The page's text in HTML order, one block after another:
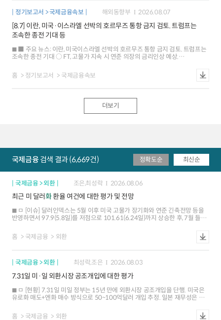
정기보고서 > 국제금융속보 해외동향부 2026.08.07
[8.7] 이란, 미국·이스라엘 선박의 호르무즈 통항 금지 검토. 트럼프는
조속한 종전 기대 등
■ 주요 뉴스: 이란, 미국이스라엘 선박의 호르무즈 통항 금지 검토. 트럼프는
조속한 종전 기대 ○ FT, 고물가 지속 시 연준 의장의 금리인상 예상.
수준 지속. 2/4분기 노동생산성은 예상치 상회 ■ 해외시각: 미국 7월
고용보고서, 인플레이션 중요성으로 금리 영향은 제한적 예상 ○ 美日 외환시장
[-0.2%], 달러화 강세[+0.3%], 금리 상승[+7bp] ○ 주가: 미국 SP500지수는
미국과 이란의 갈등 심화 우려 등으로 하락 유로 Stoxx600지수는 일부 기업의
실적 개선 등으로 0.2% 상승 ○ 환율: 달러화지수는 안전자산 선호 강화 등으로
홈 정기보고서 국제금융속보
더보기
국제금융검색 결과 (6,669건) 정확도순 최신순
국제금융 > 외환 조은,최성락 2026.08.06
최근 미 달러화환율 여건에 대한 평가 및 전망
ㅁ [이슈] 달러인덱스는 5월 이후 미국 고물가 장기화와 연준 긴축전망 등을
반영하면서 97.9(5.8일)를 저점으로 101.61(6.24일)까지 상승한 후, 7월 들어
둔화 등에 따른 연준의 연내 긴축 전망 후퇴와 엔화 강세 등이 달러화 약세
압력으로 작용 ㅇ 다만 중동지역 긴장 지속에 따른 고유가 고착화 우려, 미국
달러화 향방을 주도. AI 산업 사이클도 달러화의 주요 동인으로 부상 ㅇ
통화정책 및 금리차 전망의 불확실성이 높아졌으나, 대체로 미국과 주요국 간
금리차가 크게 확대되기는 어려운 여건 ㅇ (경제흐름 강세요인) 미국
고용ㆍ심리지표가 일시적으로 부진한 흐름을 보이면서 성장둔화 우려가
제기되었지만, 상대적 성장 우위에 대한 전망이 달러화를 지지 ㅇ (AI 이슈 단기
강세를 뒷받침하는 가운데, 증시 호조에 따른 자본유입도 달러화에 긍정적. 다만
홈 국제금융 외환
국제금융 > 외환 최성락,조은 2026.08.03
7.31일 미·일 외환시장 공조개입에 대한 평가
ㅁ [현황] 7.31일 미일 정부는 15년 만에 외환시장 공조개입을 단행. 미국은
유로화 매도+엔화 매수 방식으로 50~100억달러 개입 추정. 일본 재무성은 △
ㅇ 미일 공조개입은 `11년 3월 엔화 매도개입 이후 처음이며, 엔화
홈 국제금융 외환